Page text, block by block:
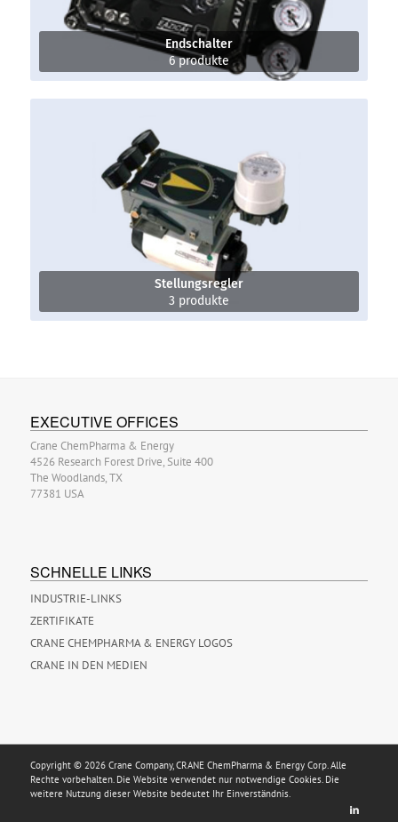
Endschalter
6 produkte
Stellungsregler
3 produkte
EXECUTIVE OFFICES
Crane ChemPharma & Energy
4526 Research Forest Drive, Suite 400
The Woodlands, TX
77381 USA
SCHNELLE LINKS
INDUSTRIE-LINKS
ZERTIFIKATE
CRANE CHEMPHARMA & ENERGY LOGOS
CRANE IN DEN MEDIEN
Copyright © 2026 Crane Company, CRANE ChemPharma & Energy Corp. Alle
Rechte vorbehalten. Die Website verwendet nur notwendige Cookies. Die
weitere Nutzung dieser Website bedeutet Ihr Einverständnis.